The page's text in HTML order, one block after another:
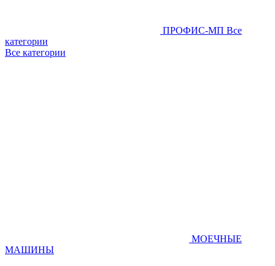
ПРОФИС-МП Все
категории
Все категории
МОЕЧНЫЕ
МАШИНЫ